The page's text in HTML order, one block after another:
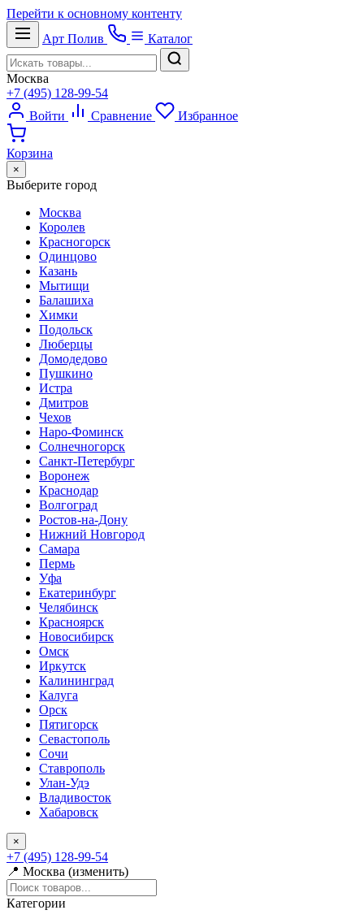
Перейти к основному контенту
Арт Полив Каталог
Москва
+7 (495) 128-99-54
Войти
Сравнение Избранное
Корзина
×
Выберите город
Москва
Королев
Красногорск
Одинцово
Казань
Мытищи
Балашиха
Химки
Подольск
Люберцы
Домодедово
Пушкино
Истра
Дмитров
Чехов
Наро-Фоминск
Солнечногорск
Санкт-Петербург
Воронеж
Краснодар
Волгоград
Ростов-на-Дону
Нижний Новгород
Самара
Пермь
Уфа
Екатеринбург
Челябинск
Красноярск
Новосибирск
Омск
Иркутск
Калининград
Калуга
Орск
Пятигорск
Севастополь
Сочи
Ставрополь
Улан-Удэ
Владивосток
Хабаровск
×
+7 (495) 128-99-54
📍 Москва (изменить)
Категории